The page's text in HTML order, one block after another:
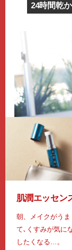
24時間乾
肌潤エッセン
朝、メイクがう
て､くすみが気に
したくなる…。